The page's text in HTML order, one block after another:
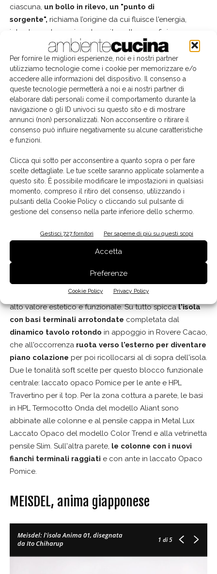
Per fornire le migliori esperienze, noi e i nostri partner
utilizziamo tecnologie come i cookie per memorizzare e/o
accedere alle informazioni del dispositivo. Il consenso a
queste tecnologie permetterà a noi e ai nostri partner di
elaborare dati personali come il comportamento durante la
navigazione o gli ID univoci su questo sito e di mostrare
annunci (non) personalizzati. Non acconsentire o ritirare il
consenso può influire negativamente su alcune caratteristiche
e funzioni.
Clicca qui sotto per acconsentire a quanto sopra o per fare
scelte dettagliate. Le tue scelte saranno applicate solamente a
questo sito. È possibile modificare le impostazioni in qualsiasi
momento, compreso il ritiro del consenso, utilizzando i
pulsanti della Cookie Policy o cliccando sul pulsante di
gestione del consenso nella parte inferiore dello schermo.
Gestisci 727 fornitori Per saperne di più su questi scopi
Accetta
Preferenze
Cookie Policy Privacy Policy
ciascuna, un bollo in rilevo, un "punto di
sorgente", richiama l’origine da cui fluisce l'energia,
introducendo movimento e vita nella superficie.
STOSA CUCINE, un tavolo rotante
Stosa Cucine: l'isola Color Trend con
tavolo rotante. disegnata da
Rossi&Co.
di 4
disegnati da Rossi&Co
Stosa Cucine
che insieme definiscono un unico ambiente ad
alto valore estetico e funzionale. Su tutto spiccal'isola
con basi terminali arrotondate completata dal
dinamico tavolo rotondo in appoggio in Rovere Cacao,
che all'occorrenza ruota verso l'esterno per diventare
piano colazione per poi ricollocarsi al di sopra dell'isola.
Due le tonalità soft scelte per questo blocco funzionale
centrale: laccato opaco Pomice per le ante e HPL
Travertino per il top. Per la zona cottura a parete, le basi
in HPL Termocotto Onda del modello Aliant sono
abbinate alle colonne e al pensile cappa in Metal Lux
Laccato Opaco del modello Color Trend e alla vetrinetta
pensile Slim. Sull'altra parete, le colonne con i nuovi
fianchi terminali raggiati e con ante in laccato Opaco
Pomice.
MEISDEL, anima giapponese
Meisdel: l'isola Anima 01, disegnata
da Ito Chiharup
1 di 5